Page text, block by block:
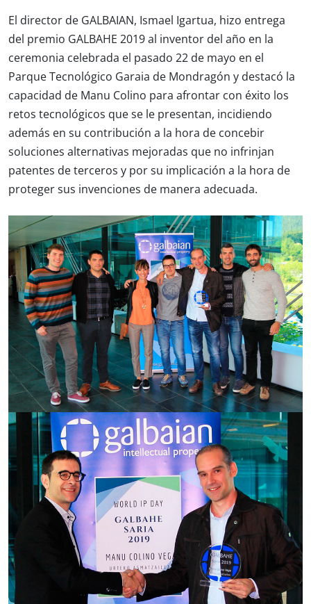
El director de GALBAIAN, Ismael Igartua, hizo entrega
del premio GALBAHE 2019 al inventor del año en la
ceremonia celebrada el pasado 22 de mayo en el
Parque Tecnológico Garaia de Mondragón y destacó la
capacidad de Manu Colino para afrontar con éxito los
retos tecnológicos que se le presentan, incidiendo
además en su contribución a la hora de concebir
soluciones alternativas mejoradas que no infrinjan
patentes de terceros y por su implicación a la hora de
proteger sus invenciones de manera adecuada.